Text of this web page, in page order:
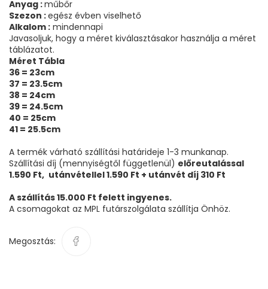
Anyag :műbőr
Szezon :egész évben viselhető
Alkalom : mindennapi
Javasoljuk, hogy a méret kiválasztásakor használja a méret
táblázatot.
Méret Tábla
36 = 23cm
37 = 23.5cm
38 = 24cm
39 = 24.5cm
40 = 25cm
41 = 25.5cm
A termék várható szállítási határideje 1-3 munkanap.
Szállítási díj (mennyiségtől függetlenül) előreutalással
1.590 Ft, utánvétellel 1.590 Ft + utánvét díj 310 Ft
A szállítás 15.000 Ft felett ingyenes.
A csomagokat az MPL futárszolgálata szállítja Önhöz.
Megosztás: